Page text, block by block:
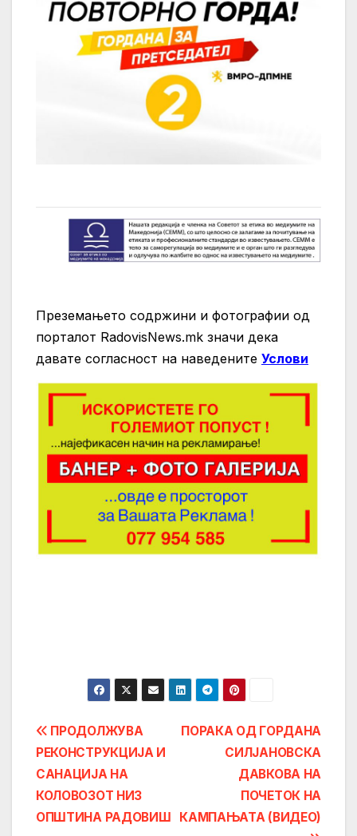
Преземањето содржини и фотографии од
порталот RadovisNews.mk значи дека
давате согласност на нaведените Услови
Post
navigation
ПОРАКА ОД ГОРДАНА
СИЛЈАНОВСКА
ДАВКОВА НА
ПОЧЕТОК НА
КАМПАЊАТА (ВИДЕО)
ПРОДОЛЖУВА
РЕКОНСТРУКЦИЈА И
САНАЦИЈА НА
КОЛОВОЗОТ НИЗ
ОПШТИНА РАДОВИШ